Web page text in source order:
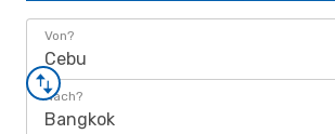
Von?
Cebu
Nach?
Bangkok